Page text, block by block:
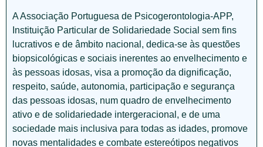
A Associação Portuguesa de Psicogerontologia-APP,
Instituição Particular de Solidariedade Social sem fins
lucrativos e de âmbito nacional, dedica-se às questões
biopsicológicas e sociais inerentes ao envelhecimento e
às pessoas idosas, visa a promoção da dignificação,
respeito, saúde, autonomia, participação e segurança
das pessoas idosas, num quadro de envelhecimento
ativo e de solidariedade intergeracional, e de uma
sociedade mais inclusiva para todas as idades, promove
novas mentalidades e combate estereótipos negativos